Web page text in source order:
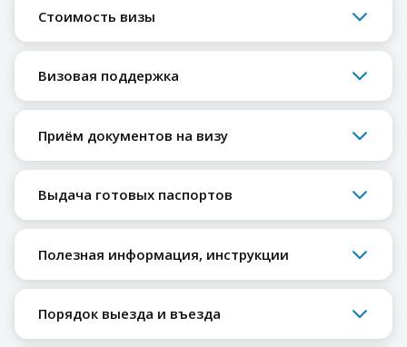
Стоимость визы
Визовая поддержка
Приём документов на визу
Выдача готовых паспортов
Полезная информация, инструкции
Порядок выезда и въезда